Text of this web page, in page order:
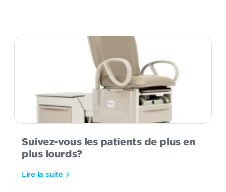
Suivez-vous les patients de plus en
plus lourds?
Lire la suite